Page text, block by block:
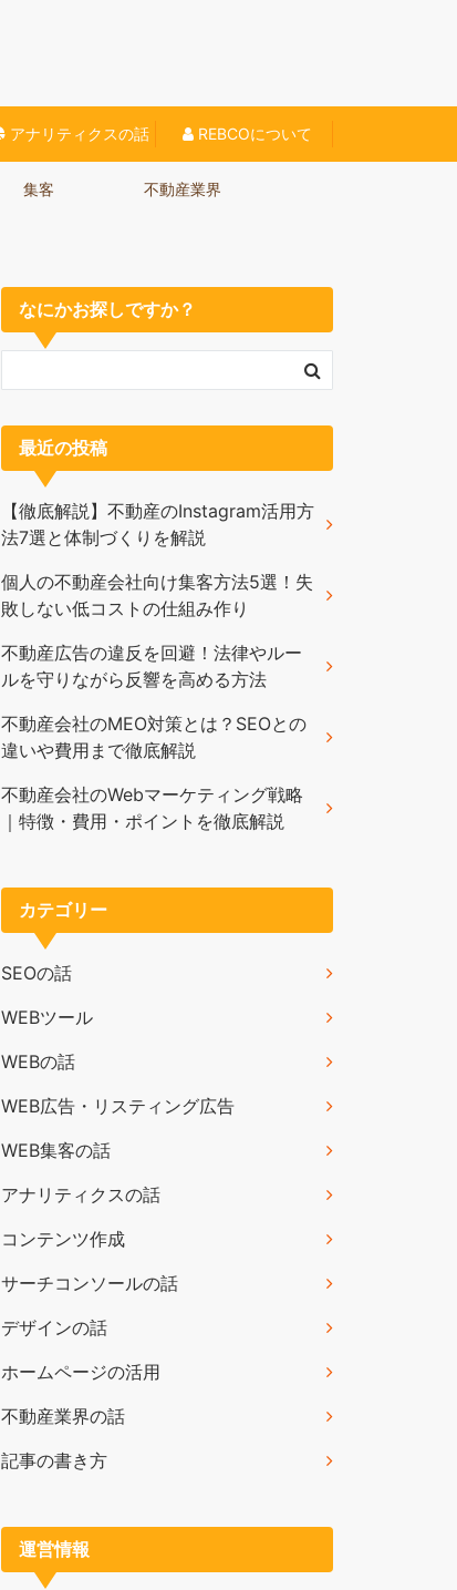
アナリティクスの話 REBCOについて
集客 不動産業界
なにかお探しですか？
最近の投稿
【徹底解説】不動産のInstagram活用方
法7選と体制づくりを解説
個人の不動産会社向け集客方法5選！失
敗しない低コストの仕組み作り
不動産広告の違反を回避！法律やルー
ルを守りながら反響を高める方法
不動産会社のMEO対策とは？SEOとの
違いや費用まで徹底解説
不動産会社のWebマーケティング戦略
｜特徴・費用・ポイントを徹底解説
カテゴリー
SEOの話
WEBツール
WEBの話
WEB広告・リスティング広告
WEB集客の話
アナリティクスの話
コンテンツ作成
サーチコンソールの話
デザインの話
ホームページの活用
不動産業界の話
記事の書き方
運営情報